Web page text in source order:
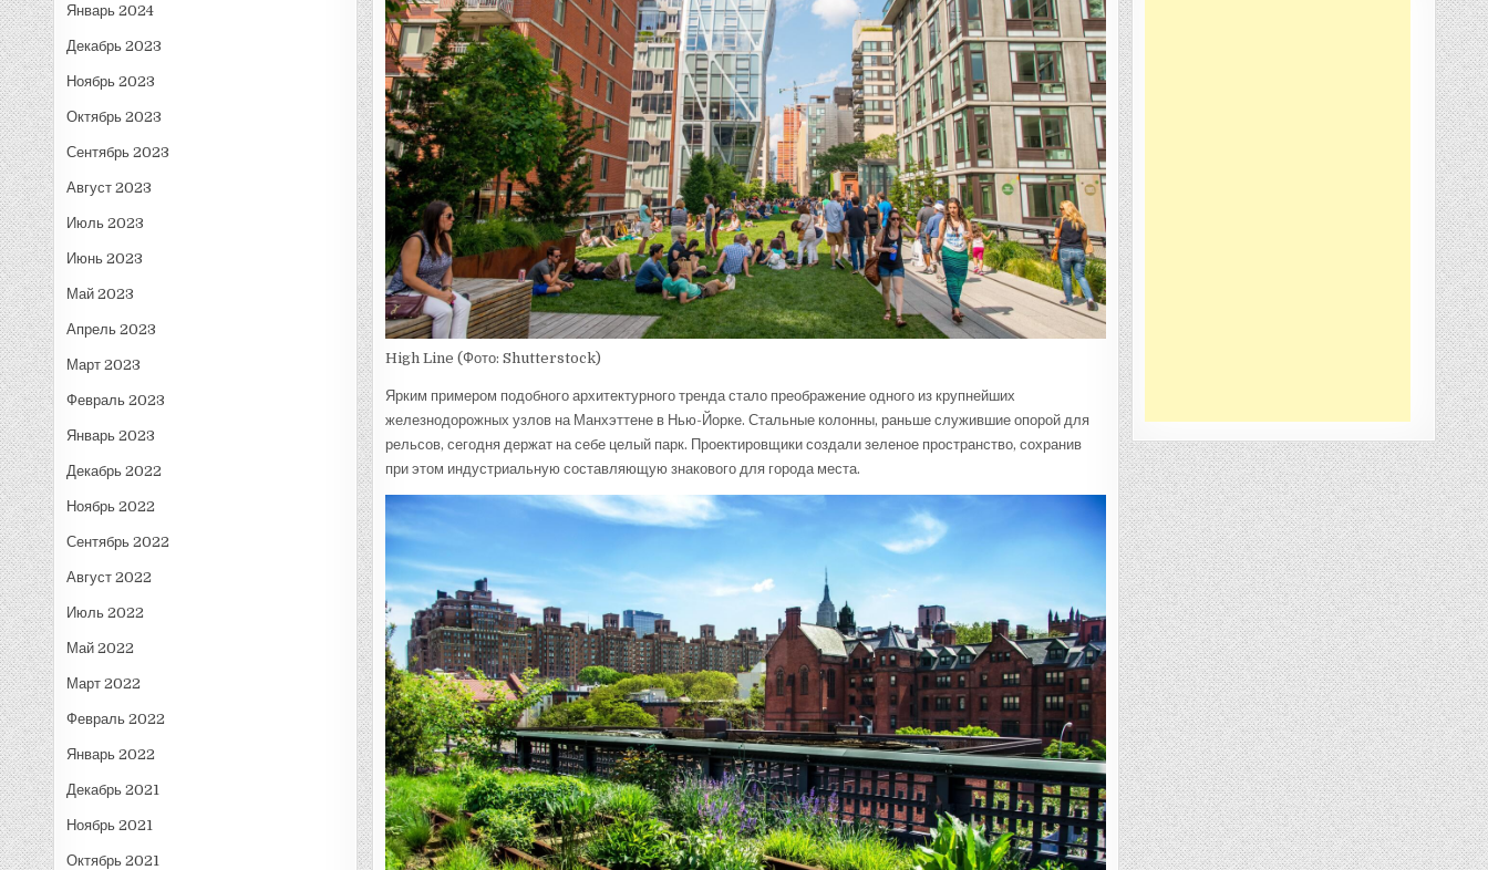
Январь 2024
Декабрь 2023
Ноябрь 2023
Октябрь 2023
Сентябрь 2023
Август 2023
Июль 2023
Июнь 2023
Май 2023
Апрель 2023
Март 2023
Февраль 2023
Январь 2023
Декабрь 2022
Ноябрь 2022
Сентябрь 2022
Август 2022
Июль 2022
Май 2022
Март 2022
Февраль 2022
Январь 2022
Декабрь 2021
Ноябрь 2021
Октябрь 2021
High Line (Фото: Shutterstock)
Ярким примером подобного архитектурного тренда стало преображение одного из крупнейших
железнодорожных узлов на Манхэттене в Нью-Йорке. Стальные колонны, раньше служившие опорой для
рельсов, сегодня держат на себе целый парк. Проектировщики создали зеленое пространство, сохранив
при этом индустриальную составляющую знакового для города места.